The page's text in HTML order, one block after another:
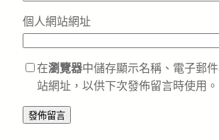
個人網站網址
在瀏覽器中儲存顯示名稱、電子郵
站網址，以供下次發佈留言時使用。